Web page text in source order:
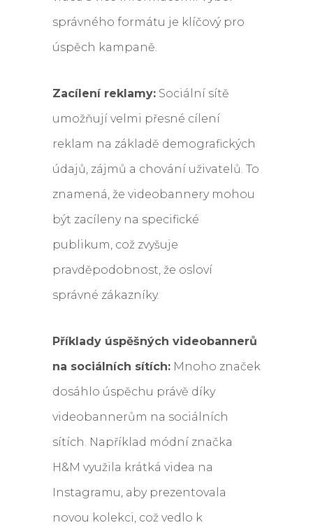
správného formátu je klíčový pro
úspěch kampaně.
Zacílení reklamy:Sociální sítě
umožňují velmi přesné cílení
reklam na základě demografických
údajů, zájmů a chování uživatelů. To
znamená, že videobannery mohou
být zacíleny na specifické
publikum, což zvyšuje
pravděpodobnost, že osloví
správné zákazníky.
Příklady úspěšných videobannerů
na sociálních sítích:Mnoho značek
dosáhlo úspěchu právě díky
videobannerům na sociálních
sítích. Například módní značka
H&M využila krátká videa na
Instagramu, aby prezentovala
novou kolekci, což vedlo k